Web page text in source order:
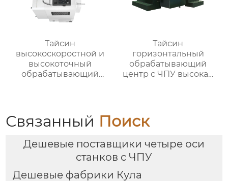
Тайсин
высокоскоростной и
высокоточный
обрабатывающий
Тайсин
горизонтальный
обрабатывающий
центр с ЧПУ высокая
Связанный Поиск
Дешевые поставщики четыре оси
станков с ЧПУ
Дешевые фабрики Кула